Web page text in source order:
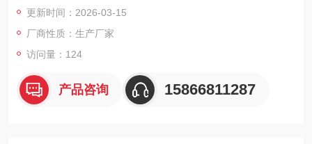
更新时间：2026-03-15
厂商性质：生产厂家
访问量：124
产品咨询 15866811287